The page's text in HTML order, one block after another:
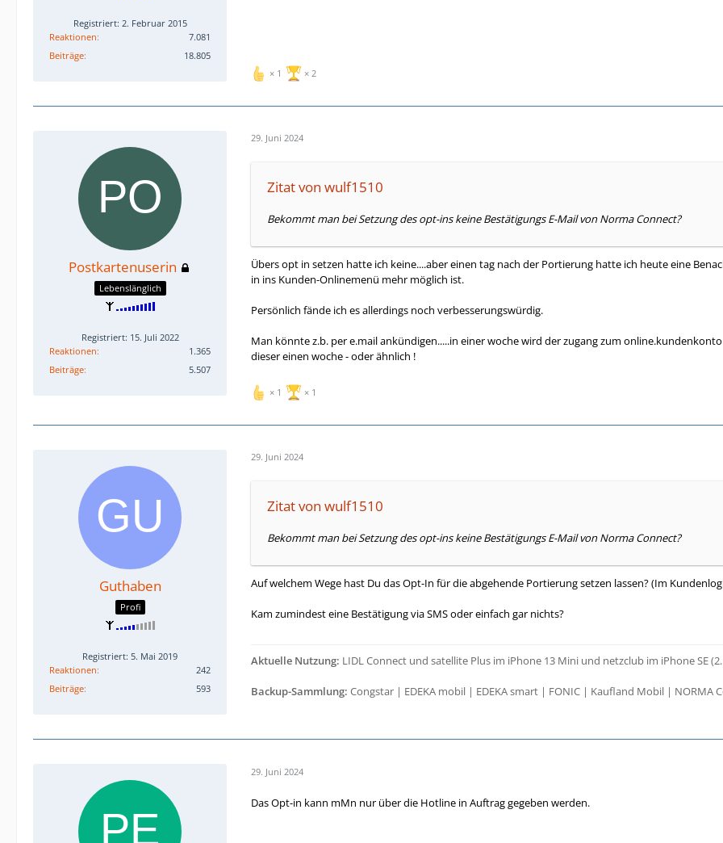
Registriert: 2. Februar 2015
Reaktionen
7.081
Beiträge
18.805
1 2
Postkartenuserin
Lebenslänglich
Registriert: 15. Juli 2022
Reaktionen
1.365
Beiträge
5.507
29. Juni 2024
Zitat von wulf1510
Bekommt man bei Setzung des opt-ins keine Bestätigungs E-Mail von Norma Connect?
Übers opt in setzen hatte ich keine....aber einen tag nach der Portierung hatte ich heute eine
in ins Kunden-Onlinemenü mehr möglich ist.
Persönlich fände ich es allerdings noch verbesserungswürdig.
Man könnte z.b. per e.mail ankündigen.....in einer woche wird der zugang zum
dieser einen woche - oder ähnlich !
1 1
Guthaben
Profi
Registriert: 5. Mai 2019
Reaktionen
242
Beiträge
593
29. Juni 2024
Zitat von wulf1510
Bekommt man bei Setzung des opt-ins keine Bestätigungs E-Mail von Norma Connect?
Auf welchem Wege hast Du das Opt-In für die abgehende Portierung setzen lassen? (Im
Kam zumindest eine Bestätigung via SMS oder einfach gar nichts?
Aktuelle Nutzung: LIDL Connect und satellite Plus im iPhone 13 Mini und netzclub im iPhone SE
Backup-Sammlung: Congstar | EDEKA mobil | EDEKA smart | FONIC | Kaufland Mobil |
29. Juni 2024
Das Opt-in kann mMn nur über die Hotline in Auftrag gegeben werden.